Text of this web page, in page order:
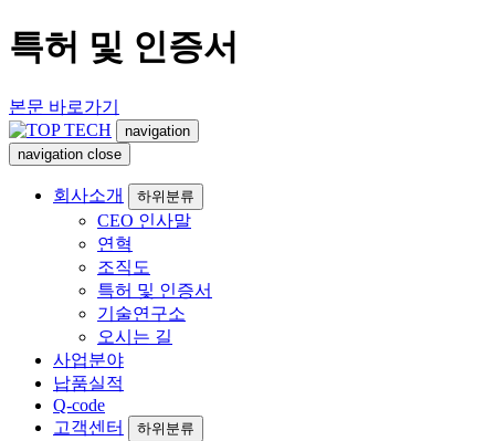
특허 및 인증서
본문 바로가기
navigation
navigation close
회사소개 하위분류
CEO 인사말
연혁
조직도
특허 및 인증서
기술연구소
오시는 길
사업분야
납품실적
Q-code
고객센터
하위분류